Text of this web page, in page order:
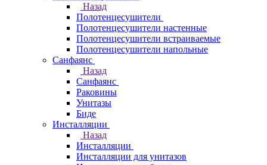
Назад
Полотенцесушители
Полотенцесушители настенные
Полотенцесушители встраиваемые
Полотенцесушители напольные
Санфаянс
Назад
Санфаянс
Раковины
Унитазы
Биде
Инсталляции
Назад
Инсталляции
Инсталляции для унитазов